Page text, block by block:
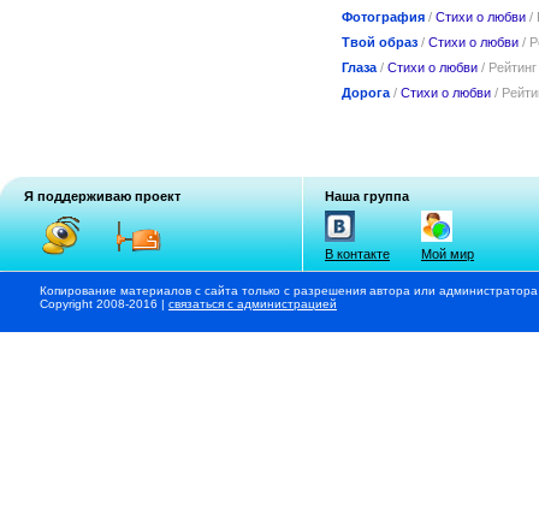
Фотография / Стихи о любви /
Твой образ / Стихи о любви /
Глаза / Стихи о любви / Рейтинг
Дорога / Стихи о любви /
Я поддерживаю проект Наша группа
В контакте Мой мир
Копирование материалов с сайта только с разрешения автора или
Copyright 2008-2016 | связаться с администрацией